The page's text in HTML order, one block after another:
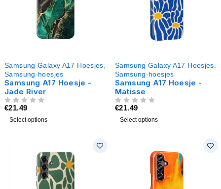
Samsung Galaxy A17 Hoesjes
Samsung-hoesjes
Samsung A17 Hoesje -
Jade River
€21.49
Select options
Samsung Galaxy A17 Hoesjes
Samsung-hoesjes
Samsung A17 Hoesje -
Matisse
€21.49
Select options